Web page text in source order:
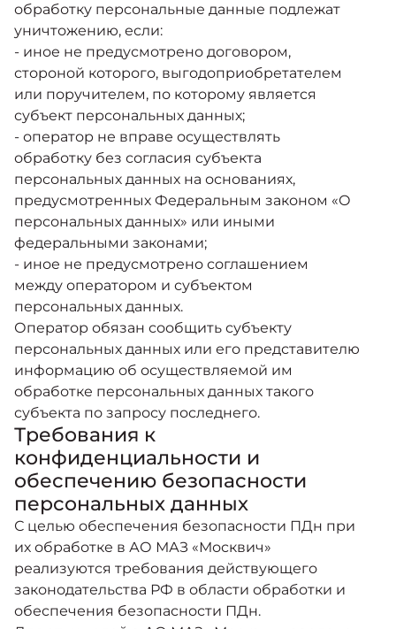
обработку персональные данные подлежат
уничтожению, если:
- иное не предусмотрено договором,
стороной которого, выгодоприобретателем
или поручителем, по которому является
субъект персональных данных;
- оператор не вправе осуществлять
обработку без согласия субъекта
персональных данных на основаниях,
предусмотренных Федеральным законом «О
персональных данных» или иными
федеральными законами;
- иное не предусмотрено соглашением
между оператором и субъектом
персональных данных.
Оператор обязан сообщить субъекту
персональных данных или его представителю
информацию об осуществляемой им
обработке персональных данных такого
субъекта по запросу последнего.
Требования к
конфиденциальности и
обеспечению безопасности
персональных данных
С целью обеспечения безопасности ПДн при
их обработке в АО МАЗ «Москвич»
реализуются требования действующего
законодательства РФ в области обработки и
обеспечения безопасности ПДн.